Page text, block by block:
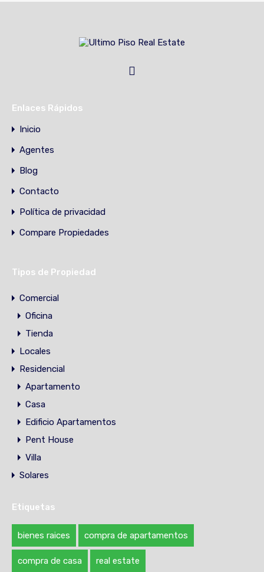
Enlaces Rápidos
Inicio
Agentes
Blog
Contacto
Política de privacidad
Compare Propiedades
Tipos de Propiedad
Comercial
Oficina
Tienda
Locales
Residencial
Apartamento
Casa
Edificio Apartamentos
Pent House
Villa
Solares
Etiquetas
bienes raices compra de apartamentos
compra de casa real estate